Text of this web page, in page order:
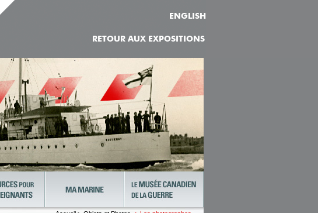
ENGLISH
RETOUR AUX EXPOSITIONS